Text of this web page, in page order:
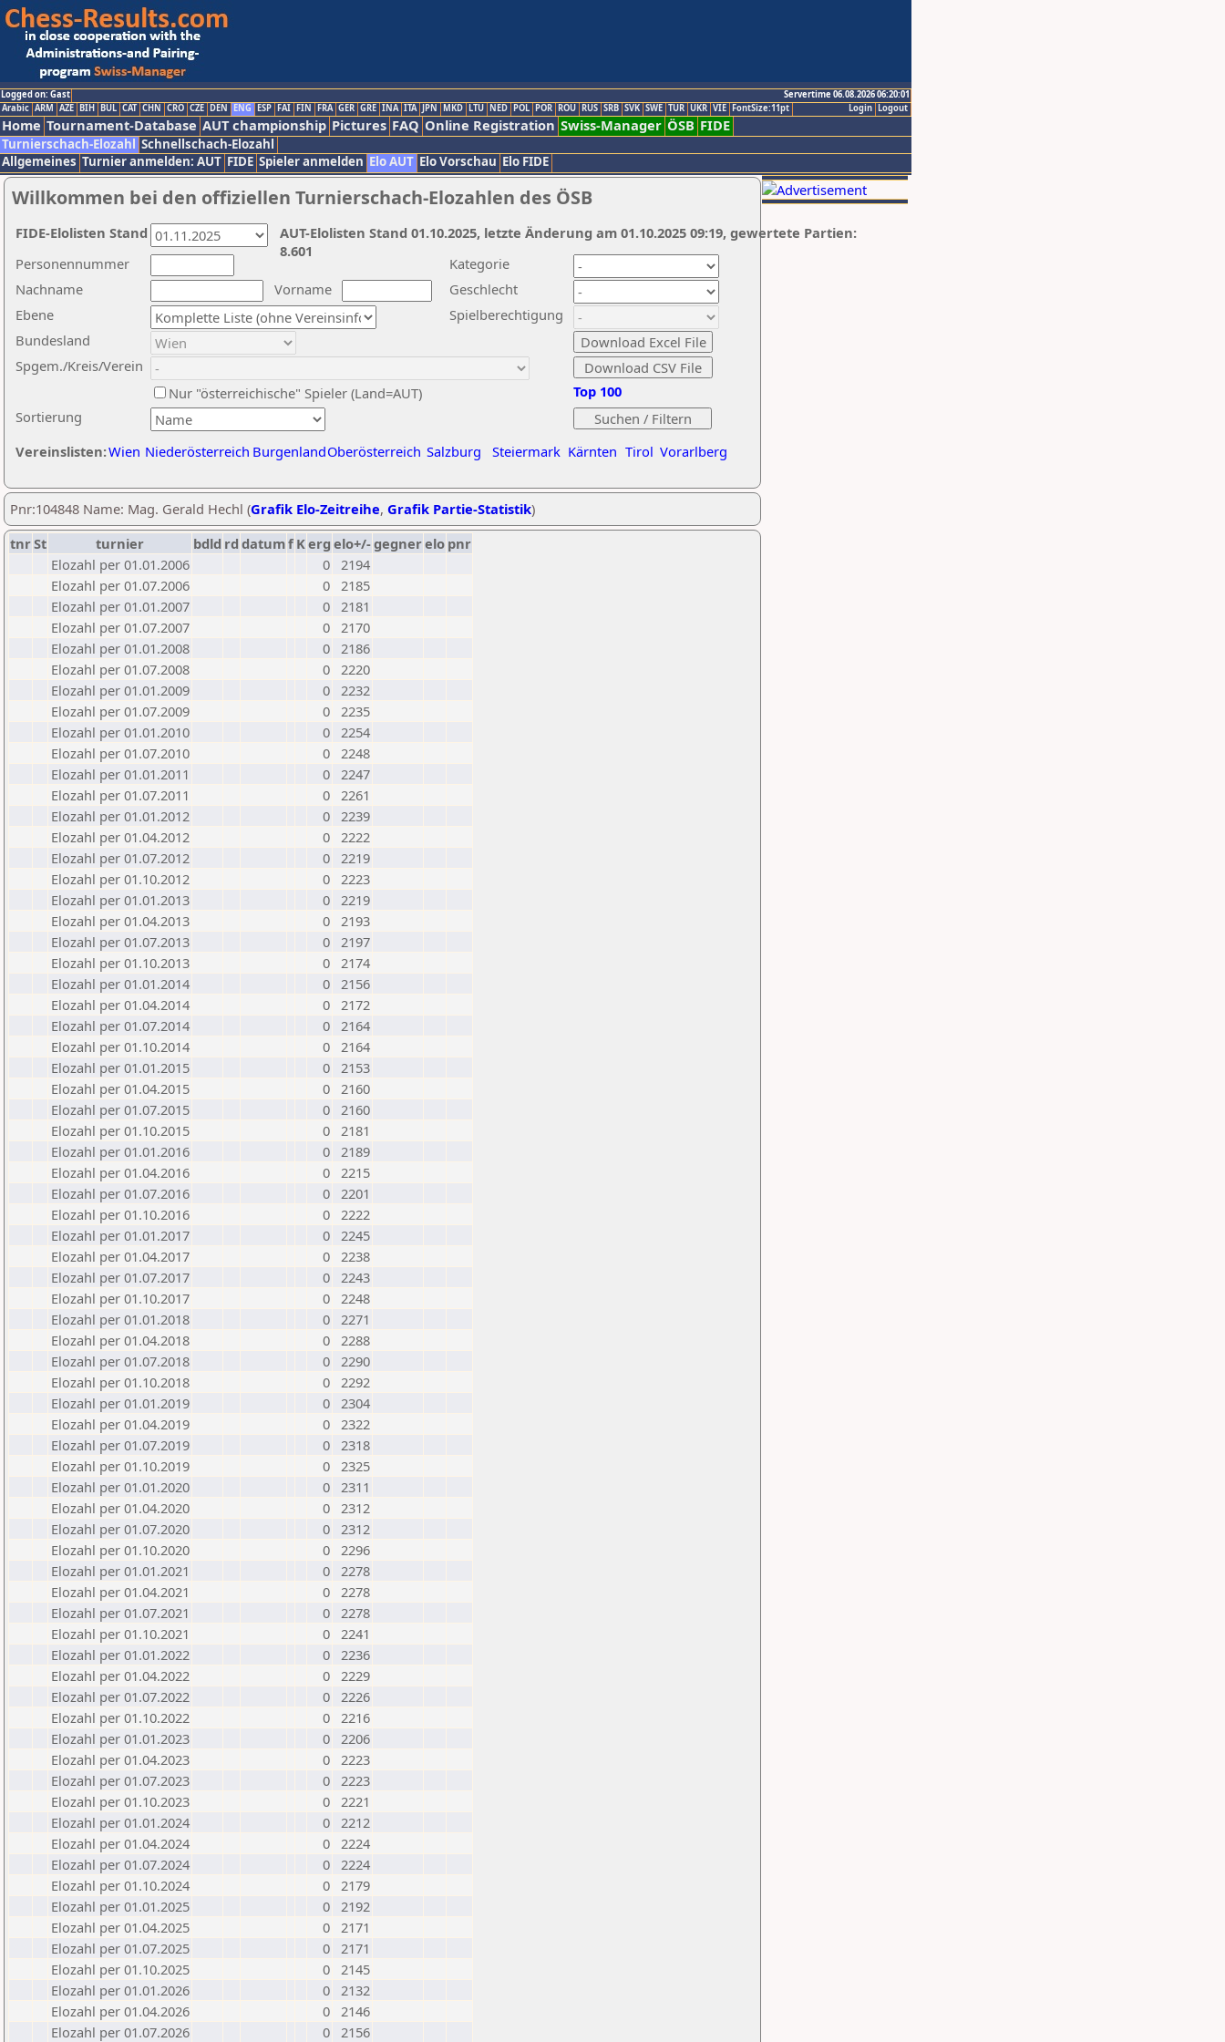
Logged on: Gast
Servertime 06.08.2026 06:20:01
Logout
Login
Arabic ARM AZE BIH BUL CAT CHN CRO CZE DEN ENG ESP FAI FIN FRA GER GRE INA ITA JPN MKD LTU NED POL POR ROU RUS SRB SVK SWE TUR UKR VIE FontSize:11pt
Home Tournament-Database AUT championship Pictures FAQ Online Registration Swiss-Manager ÖSB FIDE
Turnierschach-Elozahl Schnellschach-Elozahl
Allgemeines Turnier anmelden: AUT FIDE Spieler anmelden Elo AUT Elo Vorschau Elo FIDE
Willkommen bei den offiziellen Turnierschach-Elozahlen des ÖSB
Nachname
Vorname
Ebene
Kategorie
Sortierung
Personennummer
Bundesland
Spgem./Kreis/Verein
Geschlecht
Nur "österreichische" Spieler (Land=AUT)
Spielberechtigung
Vereinslisten:Wien Niederösterreich BurgenlandOberösterreich Salzburg Steiermark Kärnten Tirol Vorarlberg
Top 100
AUT-Elolisten Stand 01.10.2025, letzte Änderung am 01.10.2025 09:19, gewertete Partien:
8.601
FIDE-Elolisten Stand
Pnr:104848 Name: Mag. Gerald Hechl (Grafik Elo-Zeitreihe, Grafik Partie-Statistik)
tnrSt turnier bdld rd datumf Kerg elo+/-gegnerelo pnr
Elozahl per 01.01.2006
0 2194
Elozahl per 01.07.2006
0 2185
Elozahl per 01.01.2007
0 2181
Elozahl per 01.07.2007
0 2170
Elozahl per 01.01.2008
0 2186
Elozahl per 01.07.2008
0 2220
Elozahl per 01.01.2009
0 2232
Elozahl per 01.07.2009
0 2235
Elozahl per 01.01.2010
0 2254
Elozahl per 01.07.2010
0 2248
Elozahl per 01.01.2011
0 2247
Elozahl per 01.07.2011
0 2261
Elozahl per 01.01.2012
0 2239
Elozahl per 01.04.2012
0 2222
Elozahl per 01.07.2012
0 2219
Elozahl per 01.10.2012
0 2223
Elozahl per 01.01.2013
0 2219
Elozahl per 01.04.2013
0 2193
Elozahl per 01.07.2013
0 2197
Elozahl per 01.10.2013
0 2174
Elozahl per 01.01.2014
0 2156
Elozahl per 01.04.2014
0 2172
Elozahl per 01.07.2014
0 2164
Elozahl per 01.10.2014
0 2164
Elozahl per 01.01.2015
0 2153
Elozahl per 01.04.2015
0 2160
Elozahl per 01.07.2015
0 2160
Elozahl per 01.10.2015
0 2181
Elozahl per 01.01.2016
0 2189
Elozahl per 01.04.2016
0 2215
Elozahl per 01.07.2016
0 2201
Elozahl per 01.10.2016
0 2222
Elozahl per 01.01.2017
0 2245
Elozahl per 01.04.2017
0 2238
Elozahl per 01.07.2017
0 2243
Elozahl per 01.10.2017
0 2248
Elozahl per 01.01.2018
0 2271
Elozahl per 01.04.2018
0 2288
Elozahl per 01.07.2018
0 2290
Elozahl per 01.10.2018
0 2292
Elozahl per 01.01.2019
0 2304
Elozahl per 01.04.2019
0 2322
Elozahl per 01.07.2019
0 2318
Elozahl per 01.10.2019
0 2325
Elozahl per 01.01.2020
0 2311
Elozahl per 01.04.2020
0 2312
Elozahl per 01.07.2020
0 2312
Elozahl per 01.10.2020
0 2296
Elozahl per 01.01.2021
0 2278
Elozahl per 01.04.2021
0 2278
Elozahl per 01.07.2021
0 2278
Elozahl per 01.10.2021
0 2241
Elozahl per 01.01.2022
0 2236
Elozahl per 01.04.2022
0 2229
Elozahl per 01.07.2022
0 2226
Elozahl per 01.10.2022
0 2216
Elozahl per 01.01.2023
0 2206
Elozahl per 01.04.2023
0 2223
Elozahl per 01.07.2023
0 2223
Elozahl per 01.10.2023
0 2221
Elozahl per 01.01.2024
0 2212
Elozahl per 01.04.2024
0 2224
Elozahl per 01.07.2024
0 2224
Elozahl per 01.10.2024
0 2179
Elozahl per 01.01.2025
0 2192
Elozahl per 01.04.2025
0 2171
Elozahl per 01.07.2025
0 2171
Elozahl per 01.10.2025
0 2145
Elozahl per 01.01.2026
0 2132
Elozahl per 01.04.2026
0 2146
Elozahl per 01.07.2026
0 2156